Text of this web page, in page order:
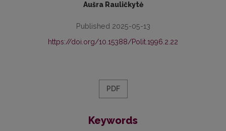
Aušra Rauličkytė
Published 2025-05-13
https://doi.org/10.15388/Polit.1996.2.22
PDF
Keywords